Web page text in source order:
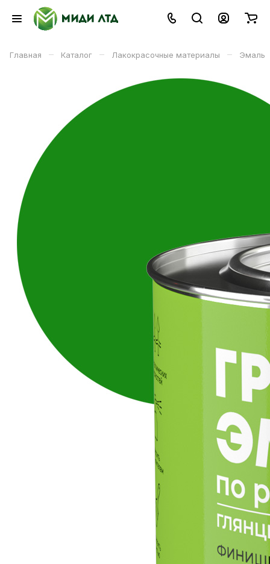
Главная – Каталог – Лакокрасочные материалы – Эмаль